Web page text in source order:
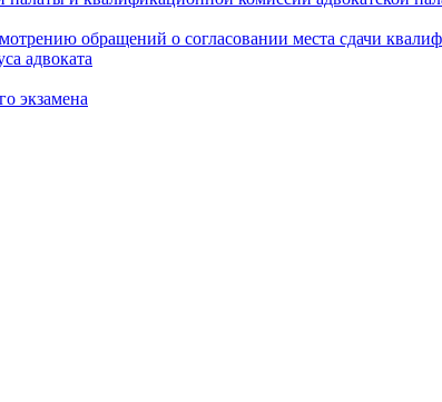
обращений о согласовании места сдачи
адвоката
экзамена